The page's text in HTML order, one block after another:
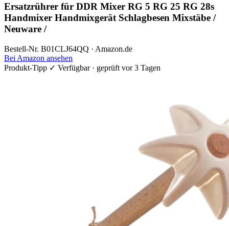
Ersatzrührer für DDR Mixer RG 5 RG 25 RG 28s
Handmixer Handmixgerät Schlagbesen Mixstäbe /
Neuware /
Bestell-Nr. B01CLJ64QQ · Amazon.de
Bei Amazon ansehen
Produkt-Tipp ✓ Verfügbar · geprüft vor 3 Tagen